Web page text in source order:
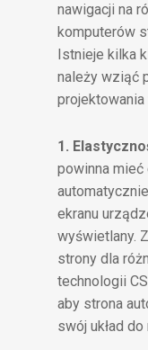
nawigacji na
komputerów
Istnieje kilka
należy wziąć
1.
powinna mieć
ekranu
wyświetlany.
strony dla
technologii
aby strona
swój układ